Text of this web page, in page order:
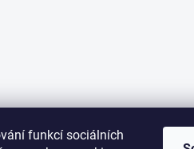
funkcí sociálních